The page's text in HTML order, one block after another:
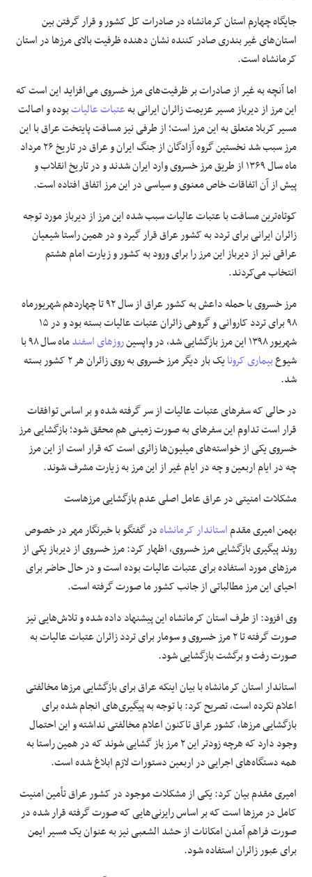
جایگاه چهارم استان کرمانشاه در صادرات کل کشور و قرارگرفتنبین
استان‌های غیر بندریصادر کنندهنشان دهنده ظرفیت بالای مرزها در استان
کرمانشاه است.
اماآنچه به غیر از صادرات بر ظرفیت‌های مرز خسروی می‌افزاید این است که
اینمرزاز دیربازمسیرعزیمت زائران ایرانی بهعتبات عالیاتبوده و اصالت
مسیرکربلا متعلق به این مرز است؛ از طرفی نیزمسافتپایتخت عراق با این
مرزسببشد نخستین
گروه آزادگان از جنگ ایران و عراق در تاریخ ۲۶ مرداد
ماه سال ۱۳۶۹ از طریق مرز خسروی وارد ایران شدند و در تاریخ انقلاب و
پیش از آن اتفاقات خاص معنوی و سیاسی در این مرز اتفاق افتاده است.
کوتاه‌ترین مسافت با عتبات عالیات سبب شده اینمرزاز دیرباز مورد توجه
زائران ایرانی برای تردد به کشور عراق قرار گیرد و در همینراستاشیعیان
عراقی نیز از دیرباز اینمرزرا برای ورود به کشور و زیارت امام هشتم
انتخاب می‌کردند.
مرز خسروی با حملهداعش
به کشور عراق از سال ۹۲ تا چهاردهم شهریورماه
۹۸ برای تردد کاروانی و
گروهی
زائران عتبات عالیات بسته بود و در ۱۵
شهریور ۱۳۹۸ این مرز بازگشایی شد، در واپسین
روزهای اسفند
ماه سال ۹۸ با
شیوعبیماری کرونا
یک بار دیگر مرز خسروی به روی زائران هر ۲ کشور بسته
شد.
در حالی که سفرهای عتبات عالیات از سر گرفته شده وبر اساستوافقات
قرار است تداوم اینسفرهایبه صورت زمینی هم محقق شود؛ بازگشایی مرز
خسروی یکی از خواسته‌های میلیون‌ها زائری است که قرار است از اینمرز
چه در ایام اربعین و چه در ایام غیر از اینمرزبه زیارت مشرف شوند.
مشکلات امنیتی در عراق عامل اصلی عدم بازگشایی مرزهاست
بهمن امیری مقدماستاندار کرمانشاهدر گفتگو با خبرنگار مهردر خصوص
روند پیگیری بازگشایی مرز خسروی، اظهار کرد: مرز خسروی از دیرباز یکی از
مرزهایمورد استفاده برای عتبات عالیات بوده است ودر حال حاضربرای
احیای این مرز مطالباتیاز جانبکشور ما صورت گرفته است.
وی افزود: از طرف استان کرمانشاه این پیشنهاد داده شده و تلاش‌هایی نیز
صورت گرفته تا ۲ مرز خسروی و
سوماربرای تردد زائران عتبات عالیات به
صورت رفت و برگشت بازگشایی شود.
استاندار استان کرمانشاه با بیان اینکه عراق برای بازگشایی مرزها مخالفتی
اعلام نکرده است، تصریح کرد: با توجه به پیگیری‌های انجام شده برای
بازگشایی مرزها، کشور عراق تاکنون اعلاممخالفتینداشته و این احتمال
وجود دارد که هرچه زودتر این ۲ مرز باز گشایی شوند که در همین راستا به
همه دستگاه‌های اجرایی در اربعین دستورات لازم ابلاغ شده است.
امیری مقدم بیان کرد: یکی از مشکلات موجود در کشور عراق تأمین امنیت
کامل در مرزها است کهبر اساسرایزنی‌هایی که صورت گرفته قرار شده در
صورت فراهم آمدن امکانات ازحشدالشعبینیز به عنوان یکمسیرایمن
برای عبور زائران استفاده شود.